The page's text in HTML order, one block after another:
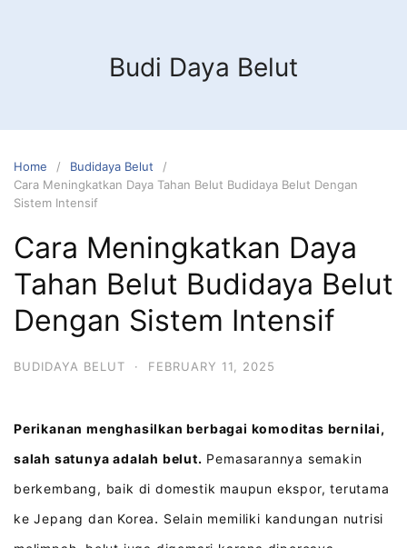
Budi Daya Belut
Home
Budidaya Belut
Cara Meningkatkan Daya Tahan Belut Budidaya Belut Dengan
Sistem Intensif
Cara Meningkatkan Daya
Tahan Belut Budidaya Belut
Dengan Sistem Intensif
BUDIDAYA BELUT · FEBRUARY 11, 2025
Perikanan menghasilkan berbagai komoditas bernilai,
salah satunya adalah belut. Pemasarannya semakin
berkembang, baik di domestik maupun ekspor, terutama
ke Jepang dan Korea. Selain memiliki kandungan nutrisi